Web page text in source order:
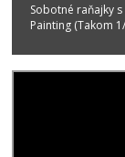
Sobotné raňajky
Painting (Takom